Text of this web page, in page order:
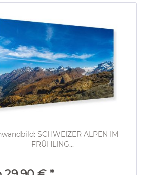
SCHWEIZER ALPEN IM
FRÜHLING...